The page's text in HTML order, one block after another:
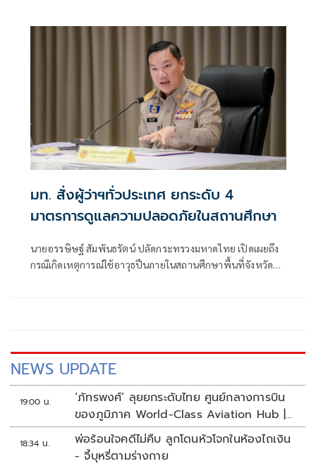
มท. สั่งผู้ว่าฯทั่วประเทศ ยกระดับ 4
มาตรการดูแลความปลอดภัยในสถานศึกษา
นายอรรษิษฐ์ สัมพันธรัตน์ ปลัดกระทรวงมหาดไทย เปิดเผยถึง
กรณีเกิดเหตุการณ์ใช้อาวุธปืนภายในสถานศึกษาพื้นที่จังหวัด
NEWS UPDATE
19:00 น.
‘ภัทรพงศ์’ ลุยยกระดับไทย ศูนย์กลางการบิน
ของภูมิภาค World-Class Aviation Hub |
ห้องข่าวไทยโพสต์สุดสัปดาห์
18:34 น.
พ่อร้อนใจคดีไม่คืบ ลูกโดนหัวโจกในห้องไถเงิน
- จี้บุหรี่ตามร่างกาย